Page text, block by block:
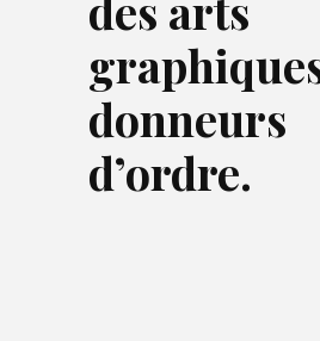
donneurs
d’ordre.